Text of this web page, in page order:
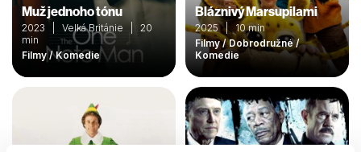
Muž jednoho tónu
2023 | Velká Británie | 20
min
Filmy / Komedie
Bláznivý Marsupilami
2025 | 10 min
Filmy / Dobrodružné /
Komedie